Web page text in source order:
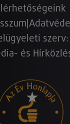
szerv:
és